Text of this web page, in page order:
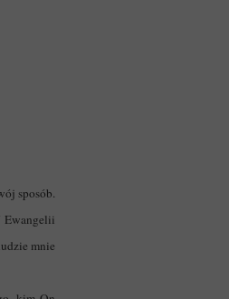
sposób.
Ewangelii
mnie